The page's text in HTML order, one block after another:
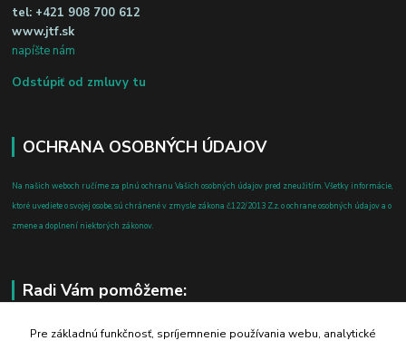
tel: +421 908 700 612
www.jtf.sk
napíšte nám
Odstúpiť od zmluvy tu
OCHRANA OSOBNÝCH ÚDAJOV
Na našich weboch ručíme za plnú ochranu Vašich osobných údajov pred zneužitím. Všetky informácie,
ktoré uvediete o svojej osobe, sú chránené v zmysle zákona č.122/2013 Z.z. o ochrane osobných údajov a o
zmene a doplnení niektorých zákonov.
Radi Vám pomôžeme:
+421 908 700 612
Pre základnú funkčnosť, spríjemnenie používania webu, analytické